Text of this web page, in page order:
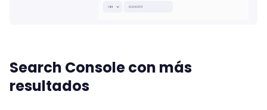
Search Console con más
resultados